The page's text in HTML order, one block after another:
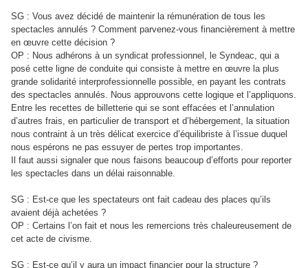
SG : Vous avez décidé de maintenir la rémunération de tous les
spectacles annulés ? Comment parvenez-vous financièrement à mettre
en œuvre cette décision ?
OP : Nous adhérons à un syndicat professionnel, le Syndeac, qui a
posé cette ligne de conduite qui consiste à mettre en œuvre la plus
grande solidarité interprofessionnelle possible, en payant les contrats
des spectacles annulés. Nous approuvons cette logique et l’appliquons.
Entre les recettes de billetterie qui se sont effacées et l’annulation
d’autres frais, en particulier de transport et d’hébergement, la situation
nous contraint à un très délicat exercice d’équilibriste à l’issue duquel
nous espérons ne pas essuyer de pertes trop importantes.
Il faut aussi signaler que nous faisons beaucoup d’efforts pour reporter
les spectacles dans un délai raisonnable.
SG : Est-ce que les spectateurs ont fait cadeau des places qu’ils
avaient déjà achetées ?
OP : Certains l’on fait et nous les remercions très chaleureusement de
cet acte de civisme.
SG : Est-ce qu’il y aura un impact financier pour la structure ?